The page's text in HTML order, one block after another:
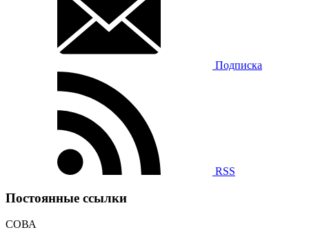
Подписка
RSS
Постоянные ссылки
СОВА